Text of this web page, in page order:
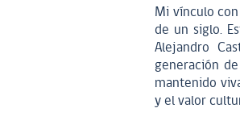
Mi vínculo
de un siglo.
Alejandro
generación
mantenido
y el valor